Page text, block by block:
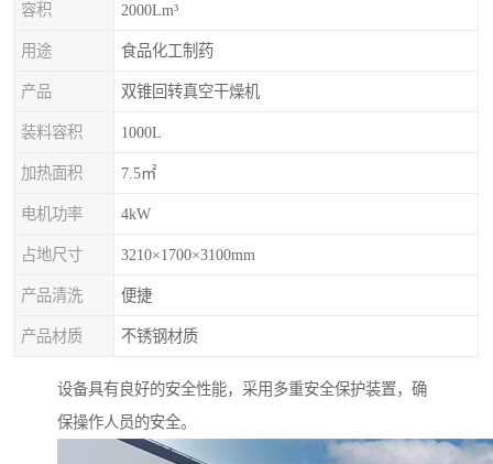
容积 2000Lm³
用途 食品化工制药
产品 双锥回转真空干燥机
装料容积 1000L
加热面积 7.5㎡
电机功率 4kW
占地尺寸 3210×1700×3100mm
产品清洗 便捷
产品材质 不锈钢材质
设备具有良好的安全性能，采用多重安全保护装置，确
保操作人员的安全。